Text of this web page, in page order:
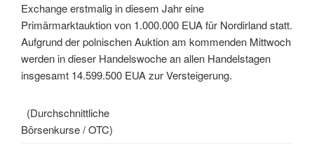
Exchange erstmalig in diesem Jahr eine
Primärmarktauktion von 1.000.000 EUA für Nordirland statt.
Aufgrund der polnischen Auktion am kommenden Mittwoch
werden in dieser Handelswoche an allen Handelstagen
insgesamt 14.599.500 EUA zur Versteigerung.
(Durchschnittliche
Börsenkurse / OTC)